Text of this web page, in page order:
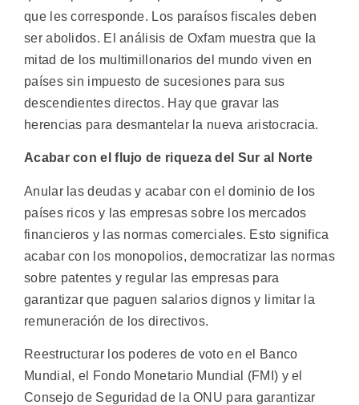
que les corresponde. Los paraísos fiscales deben
ser abolidos. El análisis de Oxfam muestra que la
mitad de los multimillonarios del mundo viven en
países sin impuesto de sucesiones para sus
descendientes directos. Hay que gravar las
herencias para desmantelar la nueva aristocracia.
Acabar con el flujo de riqueza del Sur al Norte
Anular las deudas y acabar con el dominio de los
países ricos y las empresas sobre los mercados
financieros y las normas comerciales. Esto significa
acabar con los monopolios, democratizar las normas
sobre patentes y regular las empresas para
garantizar que paguen salarios dignos y limitar la
remuneración de los directivos.
Reestructurar los poderes de voto en el Banco
Mundial, el Fondo Monetario Mundial (FMI) y el
Consejo de Seguridad de la ONU para garantizar